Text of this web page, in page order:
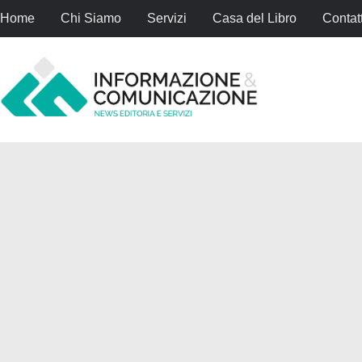
Home Chi Siamo Servizi Casa del Libro